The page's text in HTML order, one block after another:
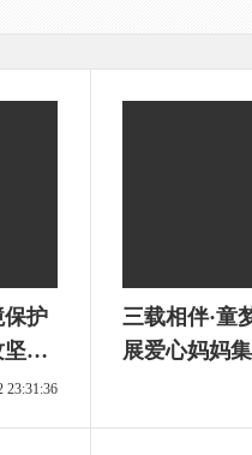
保护
坚
23:31:36
三载相伴·
展爱心妈妈